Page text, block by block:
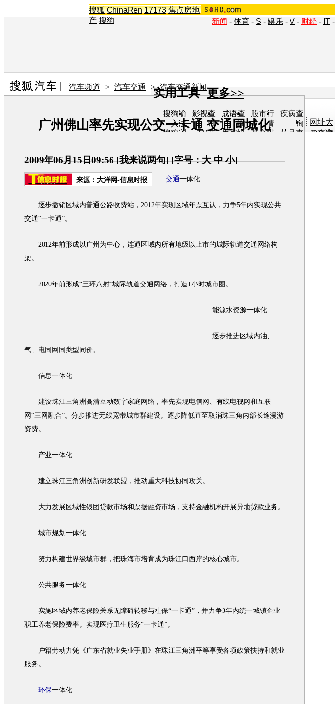
搜狐 ChinaRen 17173 焦点房地
产 搜狗 新闻 - 体育 - S - 娱乐 - V - 财经 - IT -
实用工具 更多>>
搜狗输
入法
影视查
询
成语查
询
股市行
情
疾病查
询
网址大
全
搜狗浏
TV节
生字快
基金排
药品查
IP查询
乐盒
汽车频道 > 汽车交通 > 汽车交通新闻
广州佛山率先实现公交一卡通 交通同城化
2009年06月15日09:56 [我来说两句] [字号：大 中 小]
来源： 大洋网-信息时报 交通一体化
逐步撤销区域内普通公路收费站，2012年实现区域年票互认，力争5年内实现公共
交通“一卡通”。
2012年前形成以广州为中心，连通区域内所有地级以上市的城际轨道交通 网络构
架。
2020年前形成“三环八射”城际轨道交通 网络，打造1小时城市圈。
能源水资源一体化
逐步推进区域内油、
气、电同网同类型同价。
信息一体化
建设珠江三角洲高清互动数字家庭网络，率先实现电信网、有线电视网和互联
网“三网融合”。分步推进无线宽带城市群建设。逐步降低直至取消珠三角内部长途漫游
资费。
产业一体化
建立珠江三角洲创新研发联盟，推动重大科技协同攻关。
大力发展区域性银团贷款市场和票据融资市场，支持金融机构开展异地贷款业务。
城市规划一体化
努力构建世界级城市群，把珠海市培育成为珠江口西岸的核心城市。
公共服务一体化
实施区域内养老保险关系无障碍转移与社保“一卡通”，并力争3年内统一城镇企业
职工养老保险费率。实现医疗卫生服务“一卡通”。
户籍劳动力凭《广东省就业失业手册》在珠江三角洲平等享受各项政策扶持和就业
服务。
环保一体化